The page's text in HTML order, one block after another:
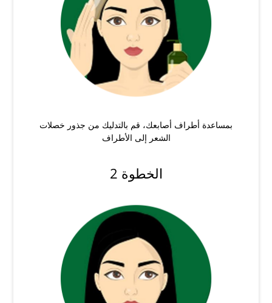
بمساعدة أطراف أصابعك، قم بالتدليك من جذور خصلات
الشعر إلى الأطراف
الخطوة 2